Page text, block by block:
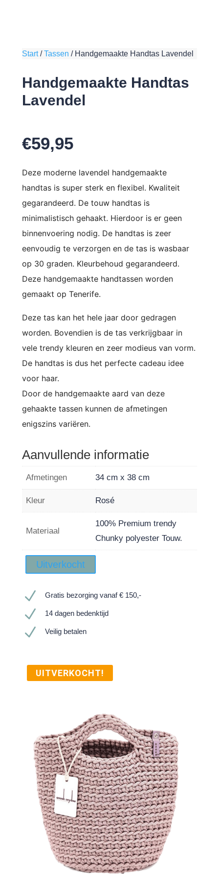
Start/Tassen / Handgemaakte Handtas Lavendel
Handgemaakte Handtas
Lavendel
€59,95
Deze moderne lavendel handgemaakte
handtas is super sterk en flexibel. Kwaliteit
gegarandeerd. De touw handtas is
minimalistisch gehaakt. Hierdoor is er geen
binnenvoering nodig. De handtas is zeer
eenvoudig te verzorgen en de tas is wasbaar
op 30 graden. Kleurbehoud gegarandeerd.
Deze handgemaakte handtassen worden
gemaakt op Tenerife.
Deze tas kan het hele jaar door gedragen
worden. Bovendien is de tas verkrijgbaar in
vele trendy kleuren en zeer modieus van vorm.
De handtas is dus het perfecte cadeau idee
voor haar.
Door de handgemaakte aard van deze
gehaakte tassen kunnen de afmetingen
enigszins variëren.
Aanvullende informatie
Afmetingen 34 cm x 38 cm
Kleur Rosé
Materiaal
100% Premium trendy
Chunky polyester Touw.
Uitverkocht
N Gratis bezorging vanaf € 150,-
N 14 dagen bedenktijd
N Veilig betalen
UITVERKOCHT!